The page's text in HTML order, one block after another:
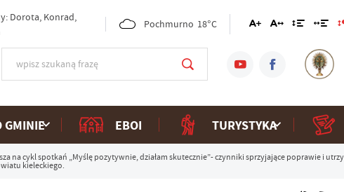
Dorota, Konrad,
Pochmurno 18°C
GMINIE EBOI TURYSTYKA
na cykl spotkań „Myślę pozytywnie, działam skutecznie”- czynniki sprzyjające poprawie i
kieleckiego.